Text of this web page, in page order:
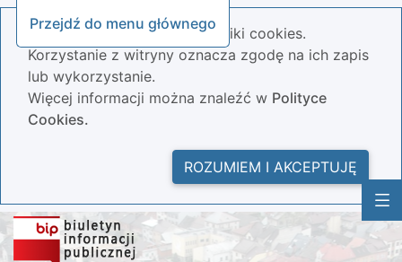
Przejdź do menu głównego
Nasza strona wykorzystuje pliki cookies.
Korzystanie z witryny oznacza zgodę na ich zapis
lub wykorzystanie.
Więcej informacji można znaleźć w Polityce
Cookies.
ROZUMIEM I AKCEPTUJĘ